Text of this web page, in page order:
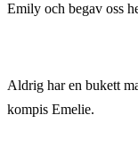
Emily och begav oss
Aldrig har en bukett
kompis Emelie.